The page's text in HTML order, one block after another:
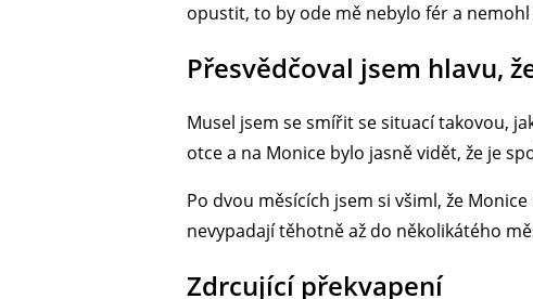
opustit, to by ode mě nebylo fér a
Přesvědčoval jsem hlavu,
Musel jsem se smířit se situací takovou,
otce a na Monice bylo jasně vidět, že je
Po dvou měsících jsem si všiml, že
nevypadají těhotně až do několikátého
Zdrcující překvapení